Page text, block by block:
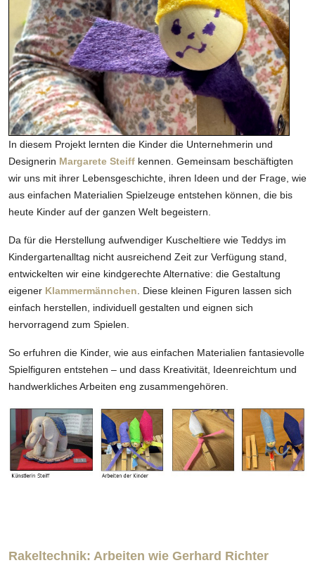
In diesem Projekt lernten die Kinder die Unternehmerin und
Designerin Margarete Steiff kennen. Gemeinsam beschäftigten
wir uns mit ihrer Lebensgeschichte, ihren Ideen und der Frage, wie
aus einfachen Materialien Spielzeuge entstehen können, die bis
heute Kinder auf der ganzen Welt begeistern.
Da für die Herstellung aufwendiger Kuscheltiere wie Teddys im
Kindergartenalltag nicht ausreichend Zeit zur Verfügung stand,
entwickelten wir eine kindgerechte Alternative: die Gestaltung
eigener Klammermännchen. Diese kleinen Figuren lassen sich
einfach herstellen, individuell gestalten und eignen sich
hervorragend zum Spielen.
So erfuhren die Kinder, wie aus einfachen Materialien fantasievolle
Spielfiguren entstehen – und dass Kreativität, Ideenreichtum und
handwerkliches Arbeiten eng zusammengehören.
Rakeltechnik: Arbeiten wie Gerhard Richter